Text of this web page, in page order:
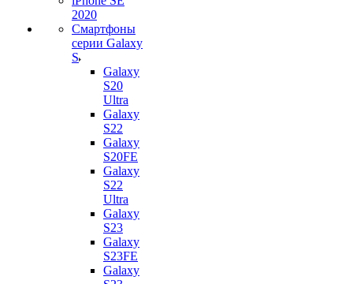
2020
Смартфоны
серии Galaxy
S
Galaxy
S20
Ultra
Galaxy
S22
Galaxy
S20FE
Galaxy
S22
Ultra
Galaxy
S23
Galaxy
S23FE
Galaxy